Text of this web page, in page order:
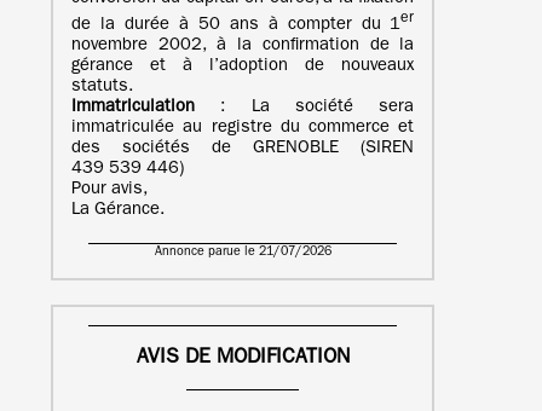
de la durée à 50 ans à compter du 1er
novembre 2002, à la confirmation de la
gérance et à l’adoption de nouveaux
statuts.
Immatriculation : La société sera
immatriculée au registre du commerce et
des sociétés de GRENOBLE (SIREN
439 539 446)
Pour avis,
La Gérance.
Annonce parue le 21/07/2026
AVIS DE MODIFICATION